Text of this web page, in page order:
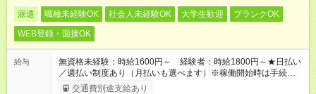
派遣 職種未経験OK 社会人未経験OK 大学生歓迎
ブランクOK
WEB登録・面接OK
給与
無資格未経験：時給1600円～ 経験者：時給1800円～★日払い
／週払い制度あり（月払いも選べます）※稼働開始時は手続き完
了次第のお支払いとなります。
交通費別途支給あり